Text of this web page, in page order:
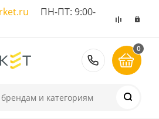
ПН-ПТ: 9:00-
8 (495)
0